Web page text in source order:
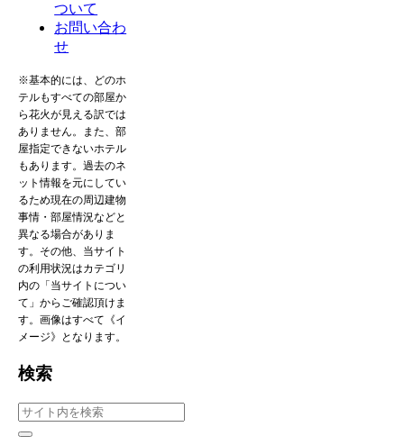
ついて
お問い合わ
せ
※基本的には、どのホ
テルもすべての部屋か
ら花火が見える訳では
ありません。また、部
屋指定できないホテル
もあります。過去のネ
ット情報を元にしてい
るため現在の周辺建物
事情・部屋情況などと
異なる場合がありま
す。その他、当サイト
の利用状況はカテゴリ
内の「当サイトについ
て」からご確認頂けま
す。画像はすべて《イ
メージ》となります。
検索